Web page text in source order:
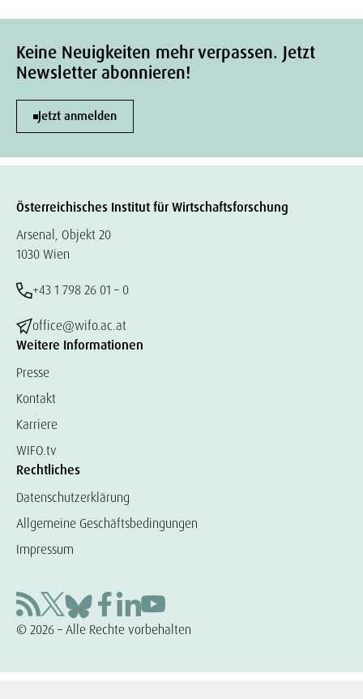
Keine Neuigkeiten mehr verpassen. Jetzt
Newsletter abonnieren!
Jetzt anmelden
Österreichisches Institut für Wirtschaftsforschung
Arsenal, Objekt 20
1030 Wien
+43 1 798 26 01 – 0
office@wifo.ac.at
Weitere Informationen
Presse
Kontakt
Karriere
WIFO.tv
Rechtliches
Datenschutzerklärung
Allgemeine Geschäftsbedingungen
Impressum
© 2026 – Alle Rechte vorbehalten